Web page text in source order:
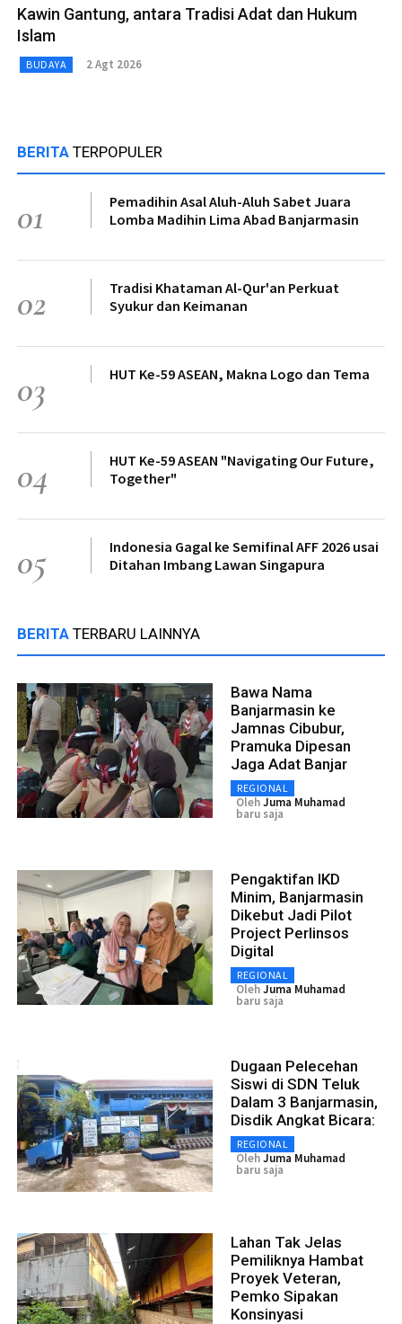
Kawin Gantung, antara Tradisi Adat dan Hukum
Islam
BUDAYA 2 Agt 2026
BERITA TERPOPULER
01
Pemadihin Asal Aluh-Aluh Sabet Juara
Lomba Madihin Lima Abad Banjarmasin
02
Tradisi Khataman Al-Qur'an Perkuat
Syukur dan Keimanan
03 HUT Ke-59 ASEAN, Makna Logo dan Tema
04
HUT Ke-59 ASEAN "Navigating Our Future,
Together"
05
Indonesia Gagal ke Semifinal AFF 2026 usai
Ditahan Imbang Lawan Singapura
BERITA TERBARU LAINNYA
Bawa Nama
Banjarmasin ke
Jamnas Cibubur,
Pramuka Dipesan
Jaga Adat Banjar
REGIONAL
OlehJuma Muhamad
baru saja
Pengaktifan IKD
Minim, Banjarmasin
Dikebut Jadi Pilot
Project Perlinsos
Digital
REGIONAL
OlehJuma Muhamad
baru saja
Dugaan Pelecehan
Siswi di SDN Teluk
Dalam 3 Banjarmasin,
Disdik Angkat Bicara:
REGIONAL
OlehJuma Muhamad
baru saja
Lahan Tak Jelas
Pemiliknya Hambat
Proyek Veteran,
Pemko Sipakan
Konsinyasi